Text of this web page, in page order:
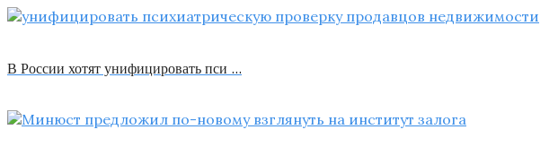
В России хотят унифицировать пси …